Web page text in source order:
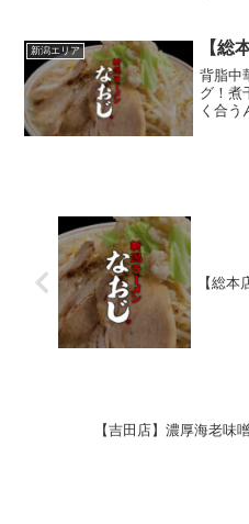
時よ
新潟エリア 【総
背脂中
グ！煮
く合う
【総
【吉田店】濃厚海老味